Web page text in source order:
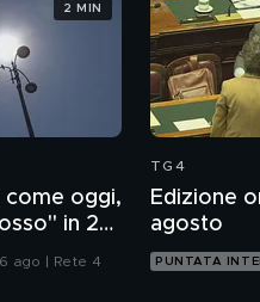
come oggi,
in 27
ago | Rete 4
2 MIN
TG4
Edizione
agosto
PUNTATA